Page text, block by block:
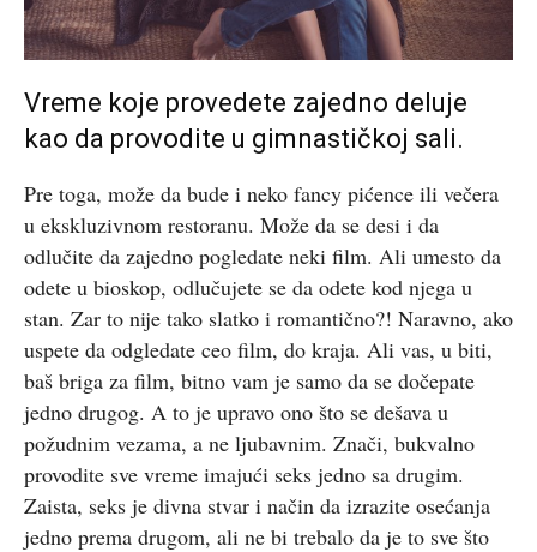
Vreme koje provedete zajedno deluje
kao da provodite u gimnastičkoj sali.
Pre toga, može da bude i neko fancy pićence ili večera
u ekskluzivnom restoranu. Može da se desi i da
odlučite da zajedno pogledate neki film. Ali umesto da
odete u bioskop, odlučujete se da odete kod njega u
stan. Zar to nije tako slatko i romantično?! Naravno, ako
uspete da odgledate ceo film, do kraja. Ali vas, u biti,
baš briga za film, bitno vam je samo da se dočepate
jedno drugog. A to je upravo ono što se dešava u
požudnim vezama, a ne ljubavnim. Znači, bukvalno
provodite sve vreme imajući seks jedno sa drugim.
Zaista, seks je divna stvar i način da izrazite osećanja
jedno prema drugom, ali ne bi trebalo da je to sve što